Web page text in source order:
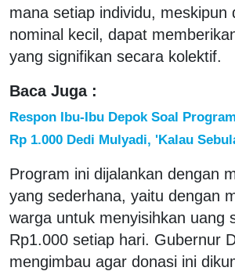
mana setiap individu, meskipun
nominal kecil, dapat
yang signifikan secara kolektif.
Baca Juga :
Respon Ibu-Ibu Depok Soal
Rp 1.000 Dedi Mulyadi, 'Kalau
Program ini dijalankan dengan
yang sederhana, yaitu dengan
warga untuk menyisihkan uang
Rp1.000 setiap hari. Gubernur
mengimbau agar donasi ini